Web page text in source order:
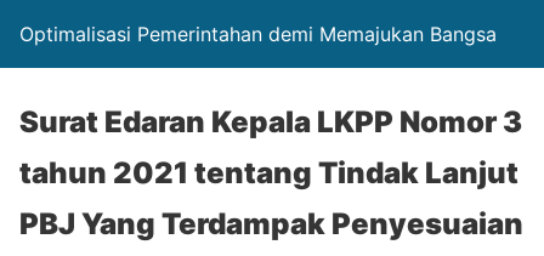
Optimalisasi Pemerintahan demi Memajukan Bangsa
Surat Edaran Kepala LKPP Nomor 3
tahun 2021 tentang Tindak Lanjut
PBJ Yang Terdampak Penyesuaian